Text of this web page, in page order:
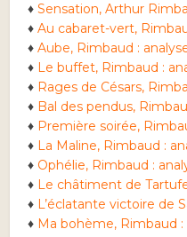
♦Sensation, Arthur
♦Au cabaret-vert,
♦Aube, Rimbaud :
♦ Le buffet, Rimbaud :
♦ Rages de Césars,
♦ Bal des pendus,
♦ Première soirée,
♦ La Maline, Rimbaud :
♦ Ophélie, Rimbaud :
♦ Le châtiment de
♦ L’éclatante victoire de
♦ Ma bohème, Rimbaud :